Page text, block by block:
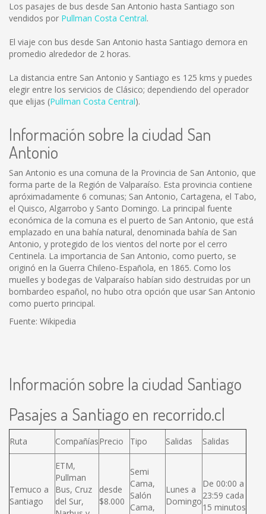
Los pasajes de bus desde San Antonio hasta Santiago son
vendidos por Pullman Costa Central.
El viaje con bus desde San Antonio hasta Santiago demora en
promedio alrededor de 2 horas.
La distancia entre San Antonio y Santiago es 125 kms y puedes
elegir entre los servicios de Clásico; dependiendo del operador
que elijas (Pullman Costa Central).
Información sobre la ciudad San
Antonio
San Antonio es una comuna de la Provincia de San Antonio, que
forma parte de la Región de Valparaíso. Esta provincia contiene
apróximadamente 6 comunas; San Antonio, Cartagena, el Tabo,
el Quisco, Algarrobo y Santo Domingo. La principal fuente
económica de la comuna es el puerto de San Antonio, que está
emplazado en una bahía natural, denominada bahía de San
Antonio, y protegido de los vientos del norte por el cerro
Centinela. La importancia de San Antonio, como puerto, se
originó en la Guerra Chileno-Española, en 1865. Como los
muelles y bodegas de Valparaíso habían sido destruidas por un
bombardeo español, no hubo otra opción que usar San Antonio
como puerto principal.
Fuente: Wikipedia
Información sobre la ciudad Santiago
Pasajes a Santiago en recorrido.cl
Ruta CompañíasPrecio Tipo Salidas Salidas
Temuco a
Santiago
ETM,
Pullman
Bus, Cruz
del Sur,
desde
$8.000
Semi
Cama,
Salón
Cama,
Lunes a
Domingo
De 00:00 a
23:59 cada
15 minutos